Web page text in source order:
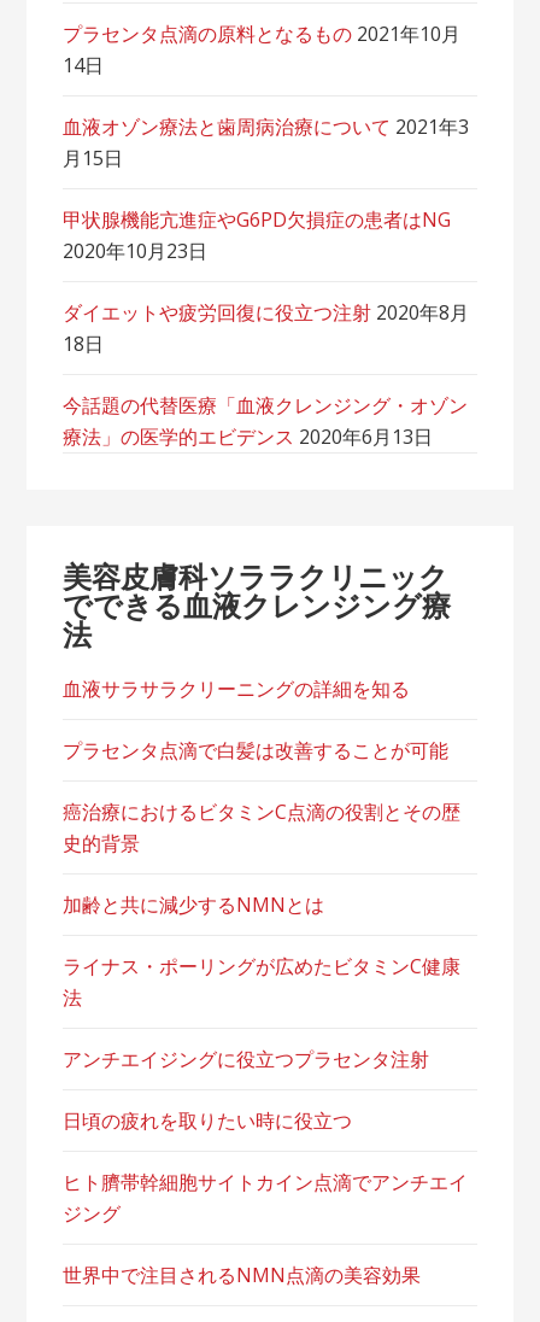
プラセンタ点滴の原料となるもの 2021年10月
14日
血液オゾン療法と歯周病治療について 2021年3
月15日
甲状腺機能亢進症やG6PD欠損症の患者はNG
2020年10月23日
ダイエットや疲労回復に役立つ注射 2020年8月
18日
今話題の代替医療「血液クレンジング・オゾン
療法」の医学的エビデンス 2020年6月13日
美容皮膚科ソララクリニック
でできる血液クレンジング療
法
血液サラサラクリーニングの詳細を知る
プラセンタ点滴で白髪は改善することが可能
癌治療におけるビタミンC点滴の役割とその歴
史的背景
加齢と共に減少するNMNとは
ライナス・ポーリングが広めたビタミンC健康
法
アンチエイジングに役立つプラセンタ注射
日頃の疲れを取りたい時に役立つ
ヒト臍帯幹細胞サイトカイン点滴でアンチエイ
ジング
世界中で注目されるNMN点滴の美容効果